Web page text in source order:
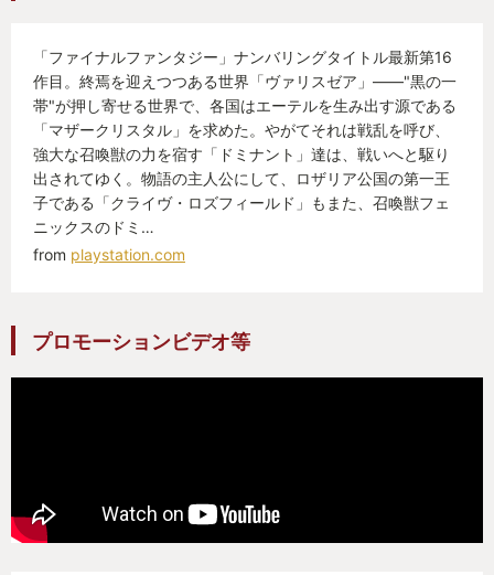
「ファイナルファンタジー」ナンバリングタイトル最新第16
作目。終焉を迎えつつある世界「ヴァリスゼア」——"黒の一
帯"が押し寄せる世界で、各国はエーテルを生み出す源である
「マザークリスタル」を求めた。やがてそれは戦乱を呼び、
強大な召喚獣の力を宿す「ドミナント」達は、戦いへと駆り
出されてゆく。物語の主人公にして、ロザリア公国の第一王
子である「クライヴ・ロズフィールド」もまた、召喚獣フェ
ニックスのドミ…
from playstation.com
プロモーションビデオ等